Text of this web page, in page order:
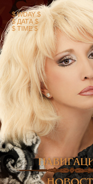
$ WDAY $
$ ДАТА $
$ TIME $